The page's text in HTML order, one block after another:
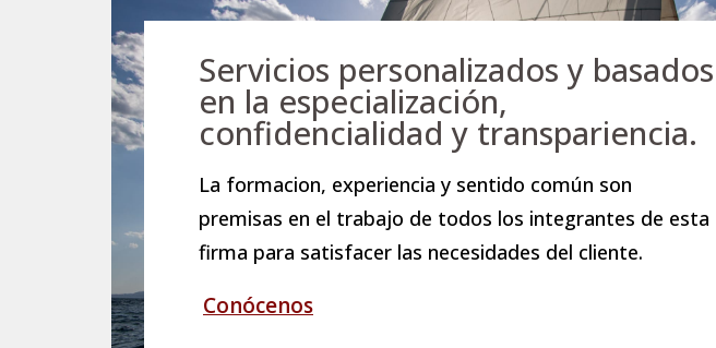
Servicios personalizados y basados
en la especialización,
confidencialidad y transpariencia.
La formacion, experiencia y sentido común son
premisas en el trabajo de todos los integrantes de esta
firma para satisfacer las necesidades del cliente.
Conócenos